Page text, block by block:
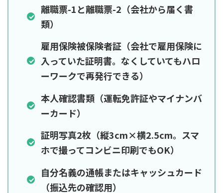
離職票-1と離職票-2（会社から届く書
類）
雇用保険被保険者証（会社で雇用保険に
入っていた証明書。なくしていてもハロ
ーワークで再発行できる）
本人確認書類（運転免許証やマイナンバ
ーカード）
証明写真2枚（縦3cm×横2.5cm。スマ
ホで撮ってコンビニ印刷でもOK）
自分名義の通帳またはキャッシュカード
（振込先の確認用）